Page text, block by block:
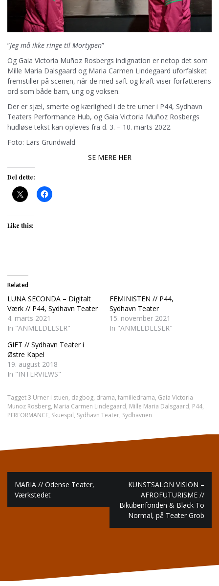
”Jeg må ikke ringe til Mortypen”
Og Gaia Victoria Muñoz Rosbergs indignation er netop det som
Mille Maria Dalsgaard og Maria Carmen Lindegaard uforfalsket
fremstiller på scenen, når de med saft og kraft viser forfatterens
ord som både barn, ung og voksen.
Der er sjæl, smerte og kærlighed i de tre urner i P44, Sydhavn
Teaters Performance Hub, og Gaia Victoria Muñoz Rosbergs
hudløse tekst kan opleves fra d. 3. – 10. marts 2022.
Foto: Lars Grundwald
SE MERE HER
Del dette:
Like this:
Related
LUNA SECONDA – Digitalt
Værk // P44, Sydhavn Teater
4. marts 2021
In "ANMELDELSER"
FEMINISTEN // P44,
Sydhavn Teater
15. november 2021
In "ANMELDELSER"
GIFT // Sydhavn Teater i
Østre Kapel
19. august 2018
In "INTERVIEWS"
Tagget3 Urner i stuen, dagbog, drama, familiedrama, Gaia Victoria
Munoz Rosberg, Maria Carmen Lindegaard, Mille Maria Dalsgaard, P44,
PERFORMANCE, Skuespil, Sydhavn Teater, Sydhavnen
Indlægsnavigation
MARIA // Odense Teater,
Værkstedet
KUNSTSALON VISION –
AFROFUTURISME //
Bikubenfonden & Black To
Normal, på Teater Grob